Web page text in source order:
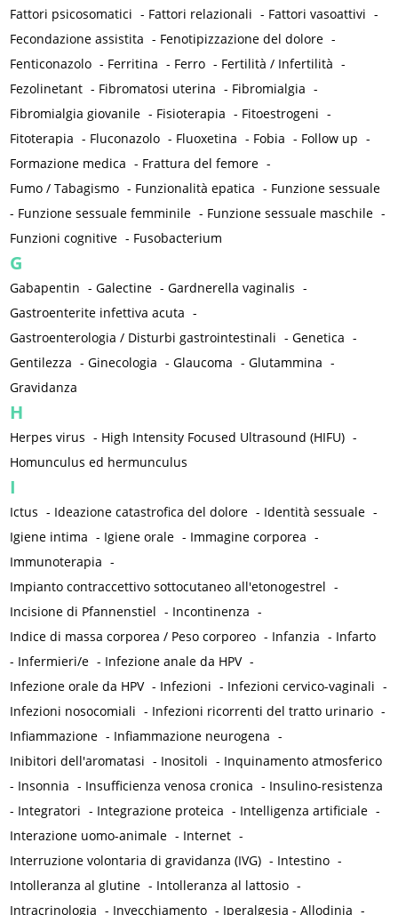
Fattori psicosomatici - Fattori relazionali - Fattori vasoattivi -
Fecondazione assistita - Fenotipizzazione del dolore -
Fenticonazolo - Ferritina - Ferro - Fertilità / Infertilità -
Fezolinetant - Fibromatosi uterina - Fibromialgia -
Fibromialgia giovanile - Fisioterapia - Fitoestrogeni -
Fitoterapia - Fluconazolo - Fluoxetina - Fobia - Follow up -
Formazione medica - Frattura del femore -
Fumo / Tabagismo - Funzionalità epatica - Funzione sessuale
- Funzione sessuale femminile - Funzione sessuale maschile -
Funzioni cognitive - Fusobacterium
G
Gabapentin -Galectine -Gardnerella vaginalis -
Gastroenterite infettiva acuta -
Gastroenterologia / Disturbi gastrointestinali -Genetica -
Gentilezza -Ginecologia -Glaucoma -Glutammina -
Gravidanza
H
Herpes virus - High Intensity Focused Ultrasound (HIFU) -
Homunculus ed hermunculus
I
Ictus - Ideazione catastrofica del dolore - Identità sessuale -
Igiene intima - Igiene orale - Immagine corporea -
Immunoterapia -
Impianto contraccettivo sottocutaneo all'etonogestrel -
Incisione di Pfannenstiel - Incontinenza -
Indice di massa corporea / Peso corporeo - Infanzia - Infarto
- Infermieri/e - Infezione anale da HPV -
Infezione orale da HPV - Infezioni - Infezioni cervico-vaginali -
Infezioni nosocomiali - Infezioni ricorrenti del tratto urinario -
Infiammazione - Infiammazione neurogena -
Inibitori dell'aromatasi - Inositoli - Inquinamento atmosferico
- Insonnia - Insufficienza venosa cronica - Insulino-resistenza
- Integratori - Integrazione proteica - Intelligenza artificiale -
Interazione uomo-animale - Internet -
Interruzione volontaria di gravidanza (IVG) - Intestino -
Intolleranza al glutine - Intolleranza al lattosio -
Intracrinologia - Invecchiamento - Iperalgesia - Allodinia -